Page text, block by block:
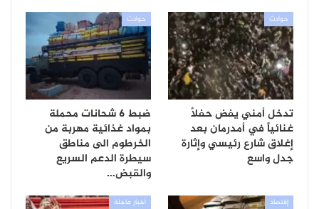
حوادث
تدخل أمني يفض حفلاً
غنائياً في أمدرمان بعد
إغلاق شارع رئيسي وإثارة
جدل واسع
حوادث
ضبط 6 شحانات محملة
بمواد غذائية مهربة من
الخرطوم الى مناطق
سيطرة الدعم السريع
والقبض…
إقتصاد أخبار عاجلة